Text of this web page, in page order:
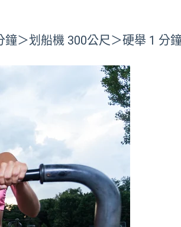
＞划船機 300公尺＞硬舉 1 分